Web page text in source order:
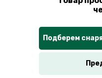
Подберем